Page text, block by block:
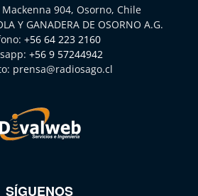
904, Osorno, Chile
Y GANADERA DE OSORNO A.G.
+56 64 223 2160
+56 9 57244942
prensa@radiosago.cl
SÍGUENOS